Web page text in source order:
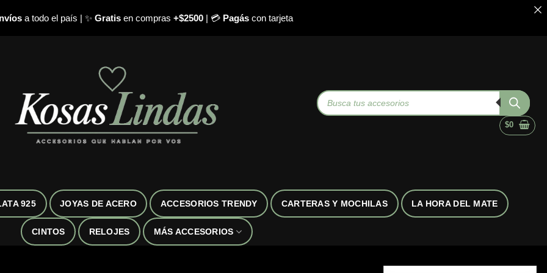
a todo el país | ✨ Gratisen compras +$2500| 💳 Pagáscon tarjeta
Búsqueda
de
productos
$0
925 JOYAS DE ACERO ACCESORIOS TRENDY CARTERAS Y MOCHILAS LA HORA DEL MATE
CINTOS RELOJES MÁS ACCESORIOS